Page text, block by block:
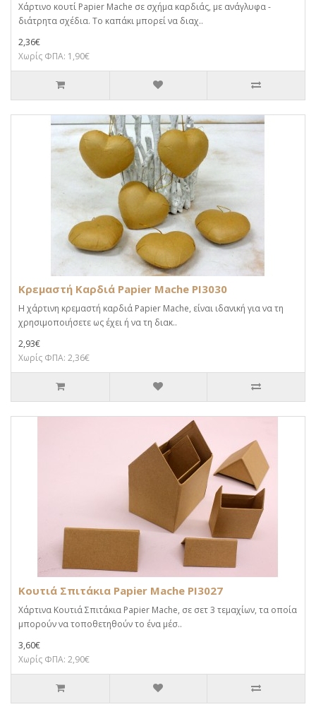
Χάρτινο κουτί Papier Mache σε σχήμα καρδιάς, με ανάγλυφα -
διάτρητα σχέδια. Το καπάκι μπορεί να διαχ..
2,36€
Χωρίς ΦΠΑ: 1,90€
Κρεμαστή Καρδιά Papier Mache PI3030
Η χάρτινη κρεμαστή καρδιά Papier Mache, είναι ιδανική για να τη
χρησιμοποιήσετε ως έχει ή να τη διακ..
2,93€
Χωρίς ΦΠΑ: 2,36€
Kουτιά Σπιτάκια Papier Mache PI3027
Χάρτινα Kουτιά Σπιτάκια Papier Mache, σε σετ 3 τεμαχίων, τα οποία
μπορούν να τοποθετηθούν το ένα μέσ..
3,60€
Χωρίς ΦΠΑ: 2,90€